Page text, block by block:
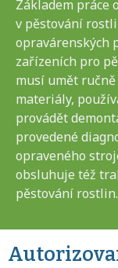
Základem práce
v pěstování
opravárenských
zařízeních pro
musí umět
materiály,
provádět
provedené
opraveného
obsluhuje též
pěstování rostlin.